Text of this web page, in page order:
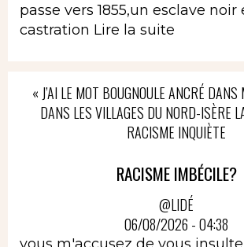
passe vers 1855,un esclave
castration Lire la suite
« J’AI LE MOT BOUGNOULE ANCRÉ
DANS LES VILLAGES DU NORD-ISÈRE
RACISME INQUIÈTE
RACISME IMBÉCILE?
@LIDÉ
06/08/2026 - 04:38